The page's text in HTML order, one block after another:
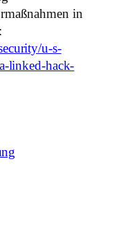
in
u-s-
linked-hack-